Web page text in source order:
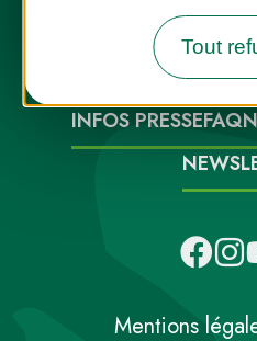
Tout
Destination Parcs,
toute
INFOS PRESSEFAQ
Mentions